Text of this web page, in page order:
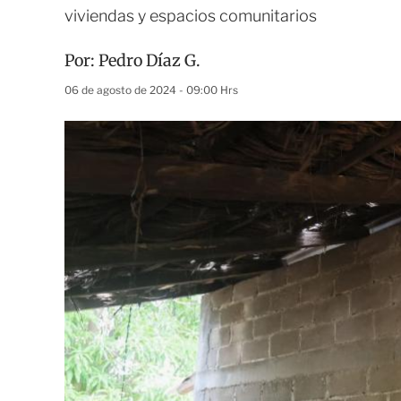
viviendas y espacios comunitarios
Por: Pedro Díaz G.
06 de agosto de 2024 - 09:00 Hrs